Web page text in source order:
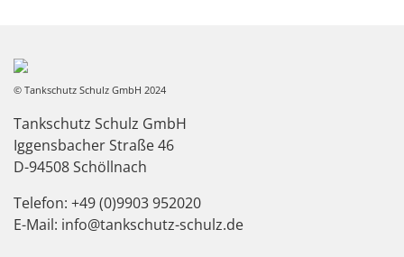
© Tankschutz Schulz GmbH 2024
Tankschutz Schulz GmbH
Iggensbacher Straße 46
D-94508 Schöllnach
Telefon: +49 (0)9903 952020
E-Mail: info@tankschutz-schulz.de